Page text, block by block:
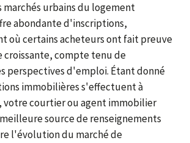
urbains du logement
abondante d'inscriptions,
où certains acheteurs ont fait preuve
compte tenu de
perspectives d'emploi. Étant donné
immobilières s'effectuent à
courtier ou agent immobilier
source de renseignements
l'évolution du marché de